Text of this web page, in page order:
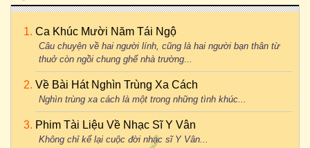
Ca Khúc Mười Năm Tái Ngộ
Câu chuyện về hai người lính, cũng là hai người bạn thân từ
thuở còn ngồi chung ghế nhà trường...
Về Bài Hát Nghìn Trùng Xa Cách
Nghìn trùng xa cách là một trong những tình khúc...
Phim Tài Liệu Về Nhạc Sĩ Y Vân
Không chỉ kể lại cuộc đời nhạc sĩ Y Vân...